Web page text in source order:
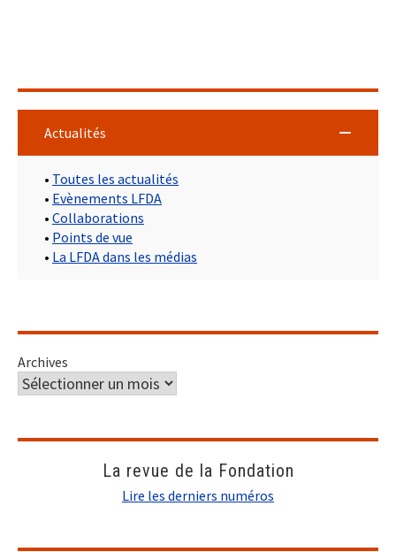
Actualités
• Toutes les actualités
• Evènements LFDA
• Collaborations
• Points de vue
• La LFDA dans les médias
Archives
La revue de la Fondation
Lire les derniers numéros